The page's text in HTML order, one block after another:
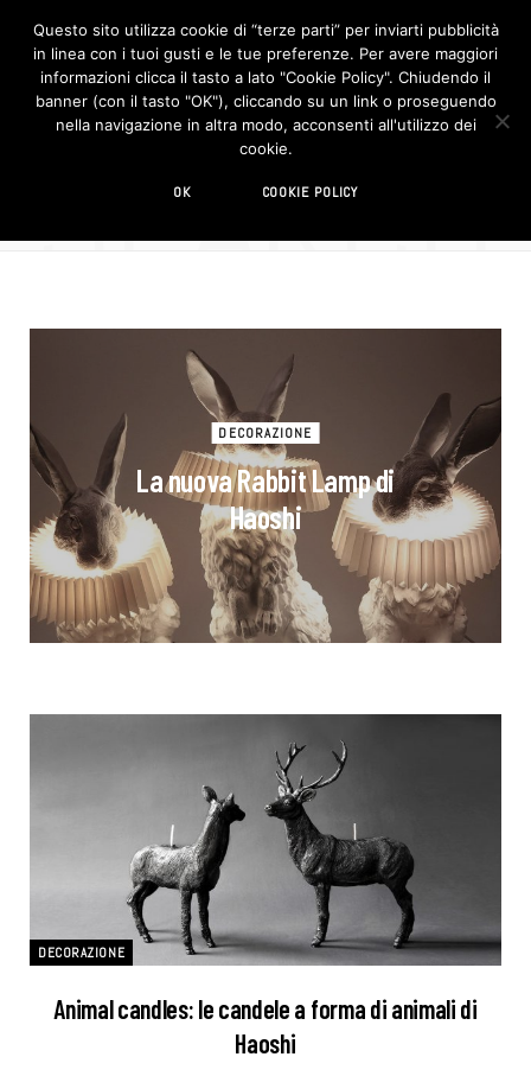
F
c
e
b
o
I
n
s
t
haoshi
SEARCH
DECORAZIONE
La nuova Rabbit Lamp di
Haoshi
DECORAZIONE
Animal candles: le candele a forma di animali di
Haoshi
Questo sito utilizza cookie di “terze parti” per inviarti pubblicità
in linea con i tuoi gusti e le tue preferenze. Per avere maggiori
informazioni clicca il tasto a lato "Cookie Policy". Chiudendo il
banner (con il tasto "OK"), cliccando su un link o proseguendo
nella navigazione in altra modo, acconsenti all'utilizzo dei
cookie.
OK COOKIE POLICY